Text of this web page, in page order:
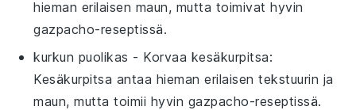
hieman erilaisen maun, mutta toimivat hyvin
gazpacho-reseptissä.
kurkun puolikas - Korvaa kesäkurpitsa:
Kesäkurpitsa antaa hieman erilaisen tekstuurin ja
maun, mutta toimii hyvin gazpacho-reseptissä.